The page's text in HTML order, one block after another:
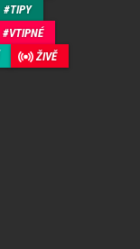
TIPY
VTIPNÉ
ŽIVĚ